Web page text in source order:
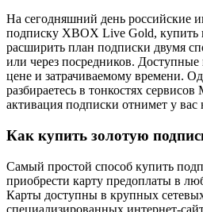
На сегодняшний день российские
подписку XBOX Live Gold, купить
расширить план подписки двумя
или через посредников.
цене и затрачиваемому времени.
разбираетесь в тонкостях
активация подписки отнимет у вас
Как купить золотую
Самый простой способ купить
приобрести карту предоплаты в
Карты доступны в крупных
специализированных интернет-